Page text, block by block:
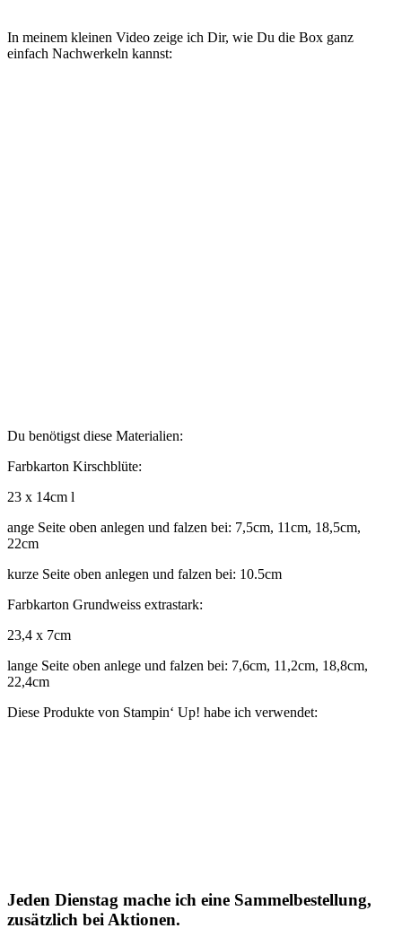
In meinem kleinen Video zeige ich Dir, wie Du die Box ganz
einfach Nachwerkeln kannst:
Du benötigst diese Materialien:
Farbkarton Kirschblüte:
23 x 14cm l
ange Seite oben anlegen und falzen bei: 7,5cm, 11cm, 18,5cm,
22cm
kurze Seite oben anlegen und falzen bei: 10.5cm
Farbkarton Grundweiss extrastark:
23,4 x 7cm
lange Seite oben anlege und falzen bei: 7,6cm, 11,2cm, 18,8cm,
22,4cm
Diese Produkte von Stampin‘ Up! habe ich verwendet:
Jeden Dienstag mache ich eine Sammelbestellung,
zusätzlich bei Aktionen.